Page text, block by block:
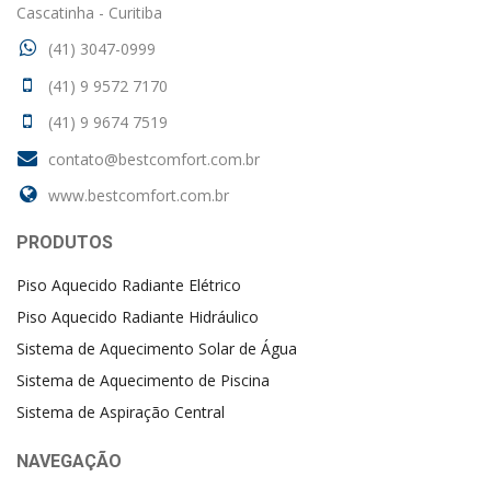
Cascatinha - Curitiba
(41) 3047-0999
(41) 9 9572 7170
(41) 9 9674 7519
contato@bestcomfort.com.br
www.bestcomfort.com.br
PRODUTOS
Piso Aquecido Radiante Elétrico
Piso Aquecido Radiante Hidráulico
Sistema de Aquecimento Solar de Água
Sistema de Aquecimento de Piscina
Sistema de Aspiração Central
NAVEGAÇÃO